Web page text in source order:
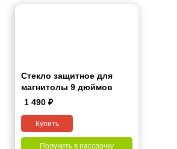
Стекло защитное для
магнитолы 9 дюймов
1 490 ₽
Купить
Получить в рассрочку